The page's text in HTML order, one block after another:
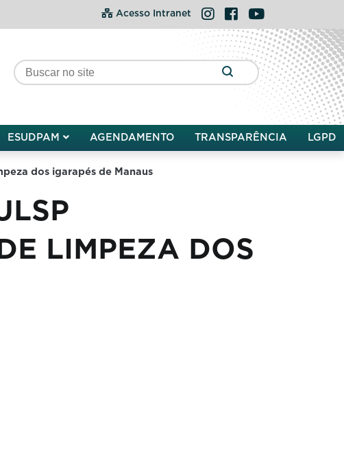
Acesso Intranet Instagram
FacebookYouTube
ESUDPAM AGENDAMENTO TRANSPARÊNCIA LGPD
dos igarapés de Manaus
LIMPEZA DOS